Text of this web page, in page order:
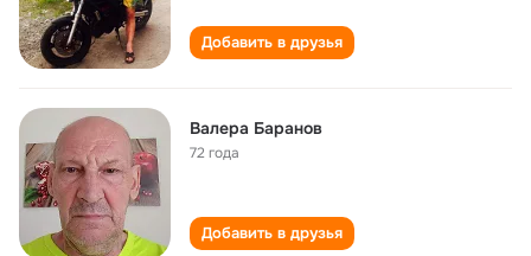
Добавить в друзья
Валера Баранов
72 года
Добавить в друзья